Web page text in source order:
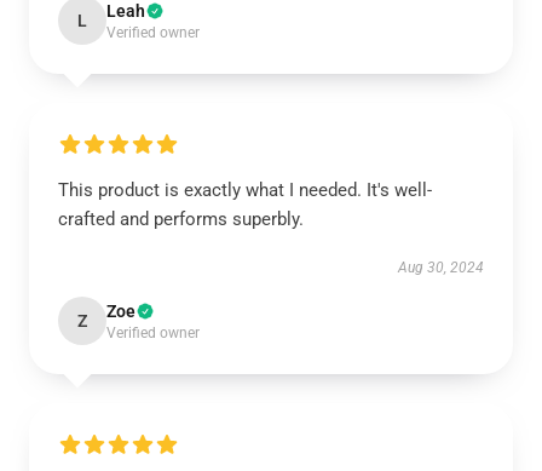
L Leah
Verified owner
This product is exactly what I needed. It's well-
crafted and performs superbly.
Aug 30, 2024
Z Zoe
Verified owner